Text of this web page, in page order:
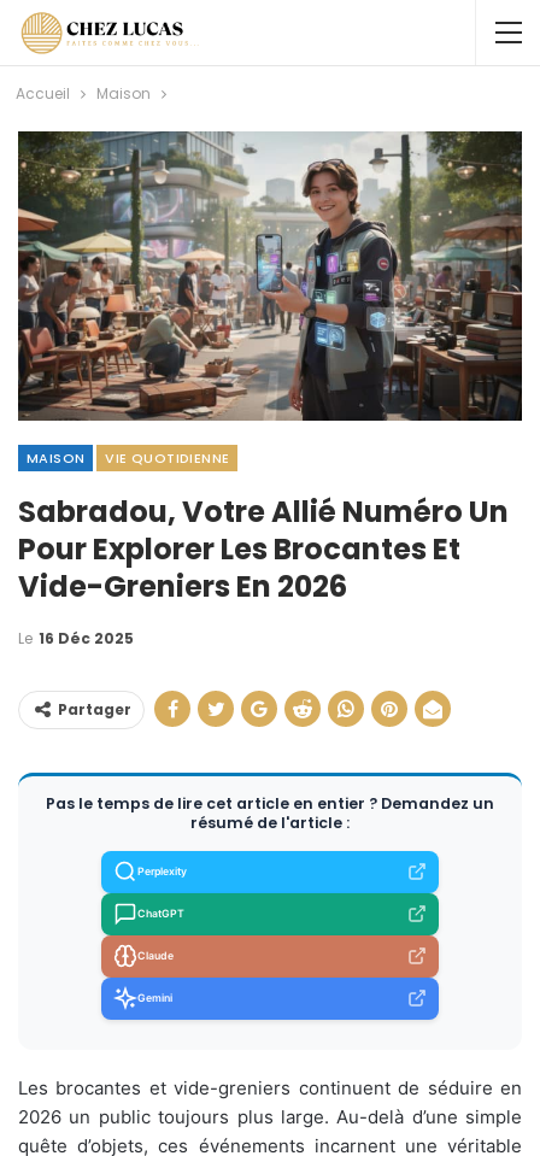
Accueil Maison
MAISON VIE QUOTIDIENNE
Sabradou, Votre Allié Numéro Un
Pour Explorer Les Brocantes Et
Vide-Greniers En 2026
Le 16 Déc 2025
Partager
Pas le temps de lire cet article en entier ? Demandez un
résumé de l'article :
Perplexity
ChatGPT
Claude
Gemini
Les brocantes et vide-greniers continuent de séduire en
2026 un public toujours plus large. Au-delà d’une simple
quête d’objets, ces événements incarnent une véritable